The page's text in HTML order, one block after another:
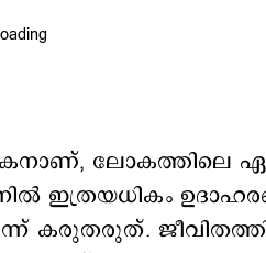
ലോകത്തിലെ
ഇത്രയധികം
കരുതരുത്.